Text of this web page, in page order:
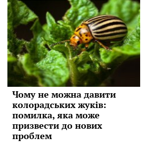
Чому не можна давити
колорадських жуків:
помилка, яка може
призвести до нових
проблем